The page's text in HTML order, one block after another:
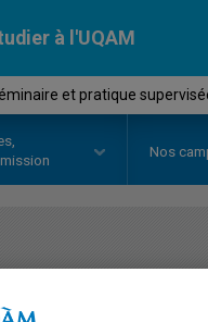
à l'UQAM
et pratique
Nos